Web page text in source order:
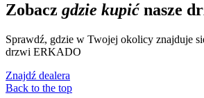
Zobacz gdzie kupićnasze
Sprawdź, gdzie w Twojej okolicy znajduje
drzwi ERKADO
Znajdź dealera
Back to the top